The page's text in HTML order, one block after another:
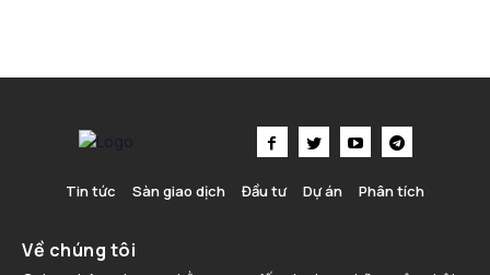
Tin tức Sàn giao dịch Đầu tư Dự án Phân tích
Về chúng tôi